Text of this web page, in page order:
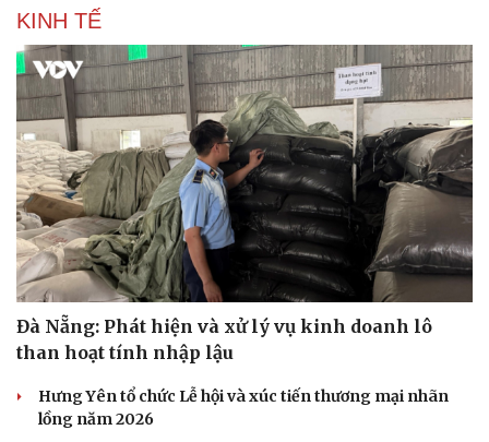
Sức khỏe
Cây thuốc
Sản phụ khoa
Nhi khoa
Nam khoa
Làm đẹp - giảm cân
Phòng mạch online
Ăn sạch sống khỏe
Blog
Tình yêu - Gia đình
KINH TẾ
Đà Nẵng: Phát hiện và xử lý vụ kinh doanh lô
than hoạt tính nhập lậu
Hưng Yên tổ chức Lễ hội và xúc tiến thương mại nhãn
lồng năm 2026